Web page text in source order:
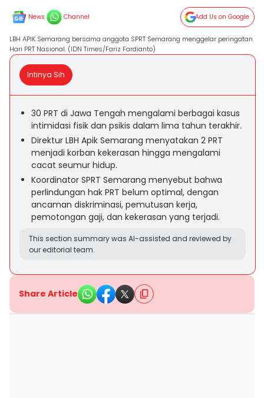
News Channel Add Us on Google
LBH APIK Semarang bersama anggota SPRT Semarang menggelar peringatan
Hari PRT Nasional. (IDN Times/Fariz Fardianto)
Intinya Sih
30 PRT di Jawa Tengah mengalami berbagai kasus
intimidasi fisik dan psikis dalam lima tahun terakhir.
Direktur LBH Apik Semarang menyatakan 2 PRT
menjadi korban kekerasan hingga mengalami
cacat seumur hidup.
Koordinator SPRT Semarang menyebut bahwa
perlindungan hak PRT belum optimal, dengan
ancaman diskriminasi, pemutusan kerja,
pemotongan gaji, dan kekerasan yang terjadi.
This section summary was AI-assisted and reviewed by
our editorial team.
Share Article